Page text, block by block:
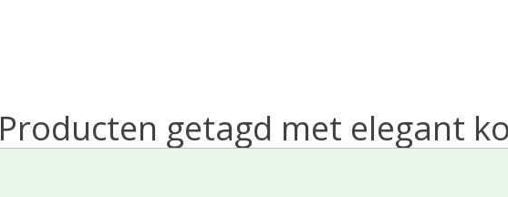
Producten getagd met elegant